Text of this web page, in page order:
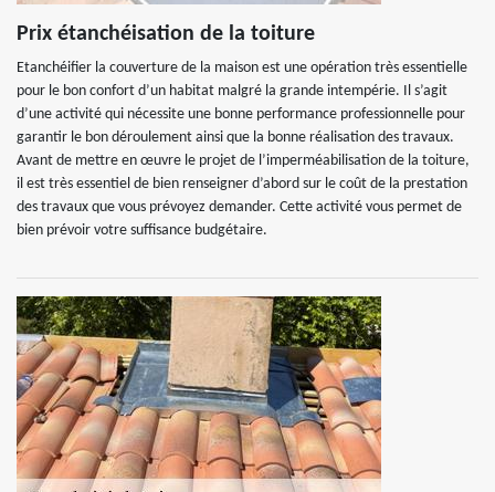
Prix étanchéisation de la toiture
Etanchéifier la couverture de la maison est une opération très essentielle
pour le bon confort d’un habitat malgré la grande intempérie. Il s’agit
d’une activité qui nécessite une bonne performance professionnelle pour
garantir le bon déroulement ainsi que la bonne réalisation des travaux.
Avant de mettre en œuvre le projet de l’imperméabilisation de la toiture,
il est très essentiel de bien renseigner d’abord sur le coût de la prestation
des travaux que vous prévoyez demander. Cette activité vous permet de
bien prévoir votre suffisance budgétaire.